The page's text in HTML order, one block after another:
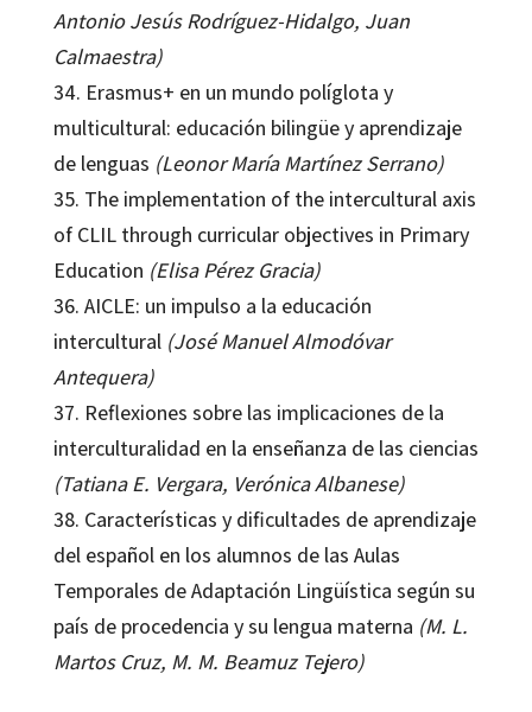
Antonio Jesús Rodríguez-Hidalgo, Juan
Calmaestra)
34. Erasmus+ en un mundo políglota y
multicultural: educación bilingüe y aprendizaje
de lenguas (Leonor María Martínez Serrano)
35. The implementation of the intercultural axis
of CLIL through curricular objectives in Primary
Education (Elisa Pérez Gracia)
36. AICLE: un impulso a la educación
intercultural (José Manuel Almodóvar
Antequera)
37. Reflexiones sobre las implicaciones de la
interculturalidad en la enseñanza de las ciencias
(Tatiana E. Vergara, Verónica Albanese)
38. Características y dificultades de aprendizaje
del español en los alumnos de las Aulas
Temporales de Adaptación Lingüística según su
país de procedencia y su lengua materna (M. L.
Martos Cruz, M. M. Beamuz Tejero)